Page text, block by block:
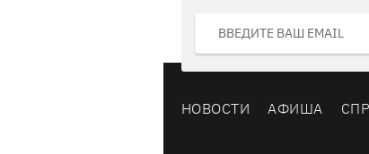
НОВОСТИ АФИША